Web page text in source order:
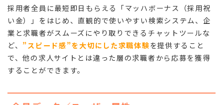
採用者全員に最短即日もらえる「マッハボーナス（採用祝
い金）」をはじめ、直観的で使いやすい検索システム、企
業と求職者がスムーズにやり取りできるチャットツールな
ど、 ”スピード感”を大切にした求職体験を提供すること
で、他の求人サイトとは違った層の求職者から応募を獲得
することができます。